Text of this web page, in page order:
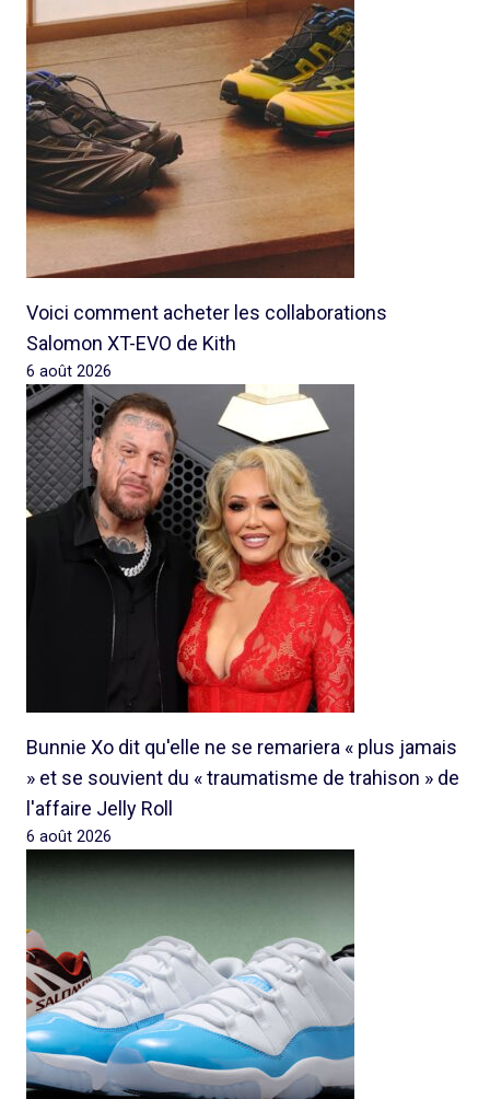
Voici comment acheter les collaborations
Salomon XT-EVO de Kith
6 août 2026
Bunnie Xo dit qu'elle ne se remariera « plus jamais
» et se souvient du « traumatisme de trahison » de
l'affaire Jelly Roll
6 août 2026